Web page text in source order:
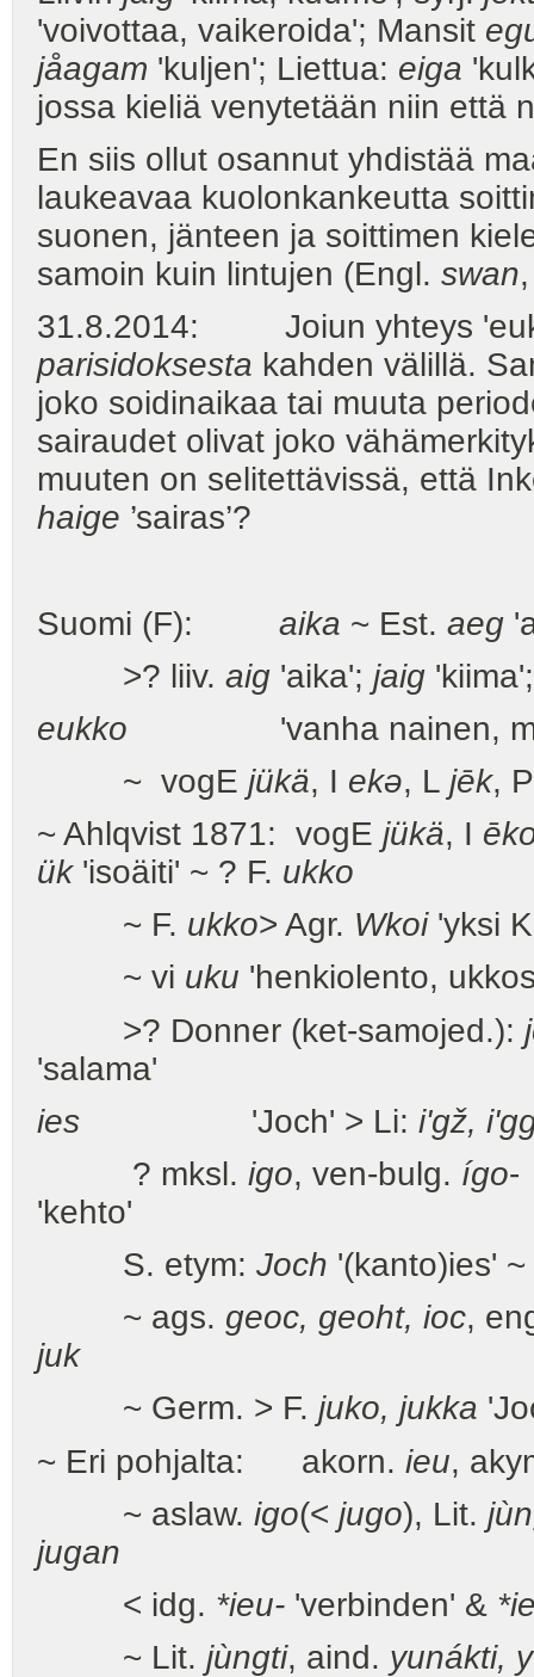
'voivottaa, vaikeroida'; Mansit
jåagam 'kuljen'; Liettua: eiga
jossa kieliä venytetään niin että
En siis ollut osannut yhdistää
laukeavaa kuolonkankeutta
suonen, jänteen ja soittimen
samoin kuin lintujen (Engl. swan
31.8.2014: Joiun yhteys
parisidoksesta kahden välillä.
joko soidinaikaa tai muuta
sairaudet olivat joko
muuten on selitettävissä, että
haige ’sairas’?
Suomi (F): aika ~ Est. aeg
>? liiv. aig 'aika'; jaig
eukko 'vanha nainen,
~ vogE jükä, I ekə, L jēk,
~ Ahlqvist 1871: vogE jükä, I
ük'isoäiti' ~ ? F. ukko
~ F. ukko> Agr. Wkoi'yksi
~ vi uku 'henkiolento,
>? Donner (ket-samojed.):
'salama'
ies 'Joch' > Li: i'gž,
? mksl. igo, ven-bulg. ígo-
'kehto'
S. etym: Joch '(kanto)ies'
~ ags. geoc, geoht, ioc,
juk
~ Germ. > F. juko, jukka
~ Eri pohjalta: akorn. ieu,
~ aslaw. igo(< jugo), Lit.
jugan
< idg. *ieu- 'verbinden' &
~ Lit. jùngti, aind. yunákti,